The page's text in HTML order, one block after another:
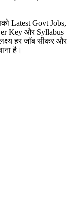
Latest Govt Jobs,
Key और Syllabus
हर जॉब सीकर और
है।